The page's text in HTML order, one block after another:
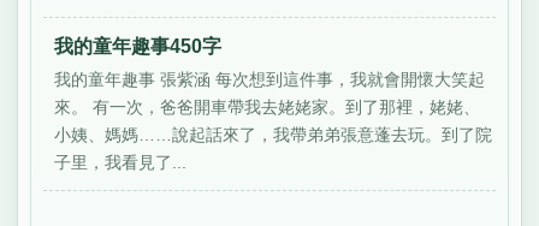
我的童年趣事450字
我的童年趣事 張紫涵 每次想到這件事，我就會開懷大笑起
來。 有一次，爸爸開車帶我去姥姥家。到了那裡，姥姥、
小姨、媽媽……說起話來了，我帶弟弟張意蓬去玩。到了院
子里，我看見了...